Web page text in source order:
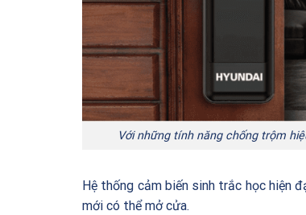
Với những tính năng chống trộm
Hệ thống cảm biến sinh trắc học hiện
mới có thể mở cửa.